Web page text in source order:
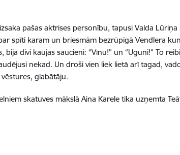
pašas aktrises personību, tapusi Valda
par spīti karam un briesmām bezrūpīgā Vendlera
bija divi kaujas saucieni: “Vīnu!” un “Uguni!” To
nekad. Un droši vien liek lietā arī tagad,
glabātāju.
skatuves mākslā Aina Karele tika